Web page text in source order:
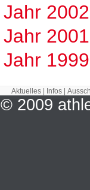
Jahr 2002
Jahr 2001
Jahr 1999
Aktuelles | Infos |
© 2009